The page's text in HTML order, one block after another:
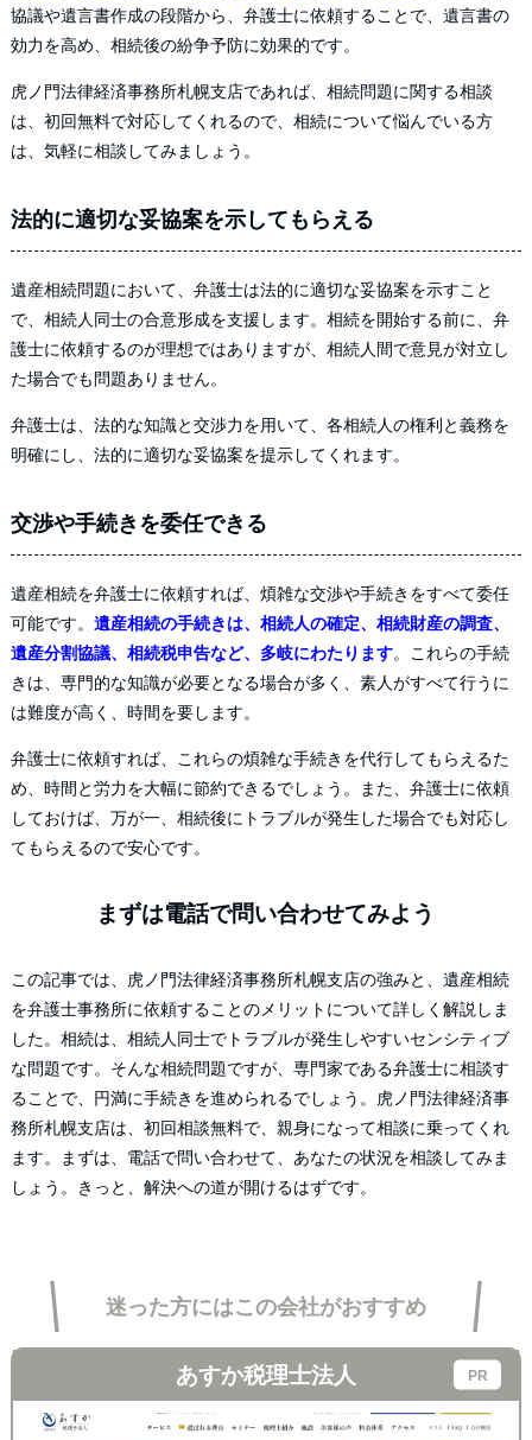
協議や遺言書作成の段階から、弁護士に依頼することで、遺言書の
効力を高め、相続後の紛争予防に効果的です。
虎ノ門法律経済事務所札幌支店であれば、相続問題に関する相談
は、初回無料で対応してくれるので、相続について悩んでいる方
は、気軽に相談してみましょう。
法的に適切な妥協案を示してもらえる
遺産相続問題において、弁護士は法的に適切な妥協案を示すこと
で、相続人同士の合意形成を支援します。相続を開始する前に、弁
護士に依頼するのが理想ではありますが、相続人間で意見が対立し
た場合でも問題ありません。
弁護士は、法的な知識と交渉力を用いて、各相続人の権利と義務を
明確にし、法的に適切な妥協案を提示してくれます。
交渉や手続きを委任できる
遺産相続を弁護士に依頼すれば、煩雑な交渉や手続きをすべて委任
可能です。 遺産相続の手続きは、相続人の確定、相続財産の調査、
遺産分割協議、相続税申告など、多岐にわたります。これらの手続
きは、専門的な知識が必要となる場合が多く、素人がすべて行うに
は難度が高く、時間を要します。
弁護士に依頼すれば、これらの煩雑な手続きを代行してもらえるた
め、時間と労力を大幅に節約できるでしょう。また、弁護士に依頼
しておけば、万が一、相続後にトラブルが発生した場合でも対応し
てもらえるので安心です。
まずは電話で問い合わせてみよう
この記事では、虎ノ門法律経済事務所札幌支店の強みと、遺産相続
を弁護士事務所に依頼することのメリットについて詳しく解説しま
した。相続は、相続人同士でトラブルが発生しやすいセンシティブ
な問題です。そんな相続問題ですが、専門家である弁護士に相談す
ることで、円満に手続きを進められるでしょう。虎ノ門法律経済事
務所札幌支店は、初回相談無料で、親身になって相談に乗ってくれ
ます。まずは、電話で問い合わせて、あなたの状況を相談してみま
しょう。きっと、解決への道が開けるはずです。
迷った方にはこの会社がおすすめ
あすか税理士法人